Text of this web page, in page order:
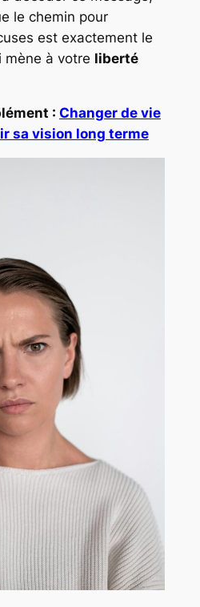
le chemin pour
est exactement le
mène à votre liberté
: Changer de vie
sa vision long terme